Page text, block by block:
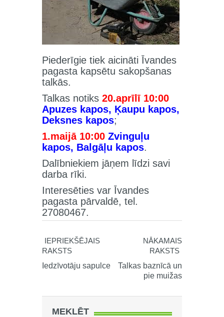
Piederīgie tiek aicināti Īvandes
pagasta kapsētu sakopšanas
talkās.
Talkas notiks 20.aprīlī 10:00
Apuzes kapos, Ķaupu kapos,
Deksnes kapos;
1.maijā 10:00 Zvinguļu
kapos, Balgāļu kapos.
Dalībniekiem jāņem līdzi savi
darba rīki.
Interesēties var Īvandes
pagasta pārvaldē, tel.
27080467.
IEPRIEKŠĒJAIS
RAKSTS
Iedzīvotāju sapulce
NĀKAMAIS
RAKSTS
Talkas baznīcā un
pie muižas
MEKLĒT